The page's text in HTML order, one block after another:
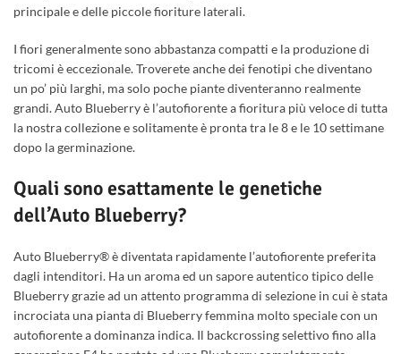
principale e delle piccole fioriture laterali.
I fiori generalmente sono abbastanza compatti e la produzione di
tricomi è eccezionale. Troverete anche dei fenotipi che diventano
un po’ più larghi, ma solo poche piante diventeranno realmente
grandi. Auto Blueberry è l’autofiorente a fioritura più veloce di tutta
la nostra collezione e solitamente è pronta tra le 8 e le 10 settimane
dopo la germinazione.
Quali sono esattamente le genetiche
dell’Auto Blueberry?
Auto Blueberry® è diventata rapidamente l’autofiorente preferita
dagli intenditori. Ha un aroma ed un sapore autentico tipico delle
Blueberry grazie ad un attento programma di selezione in cui è stata
incrociata una pianta di Blueberry femmina molto speciale con un
autofiorente a dominanza indica. Il backcrossing selettivo fino alla